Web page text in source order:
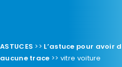
ASTUCES >> L’astuce pour avoir
aucune trace >> vitre voiture